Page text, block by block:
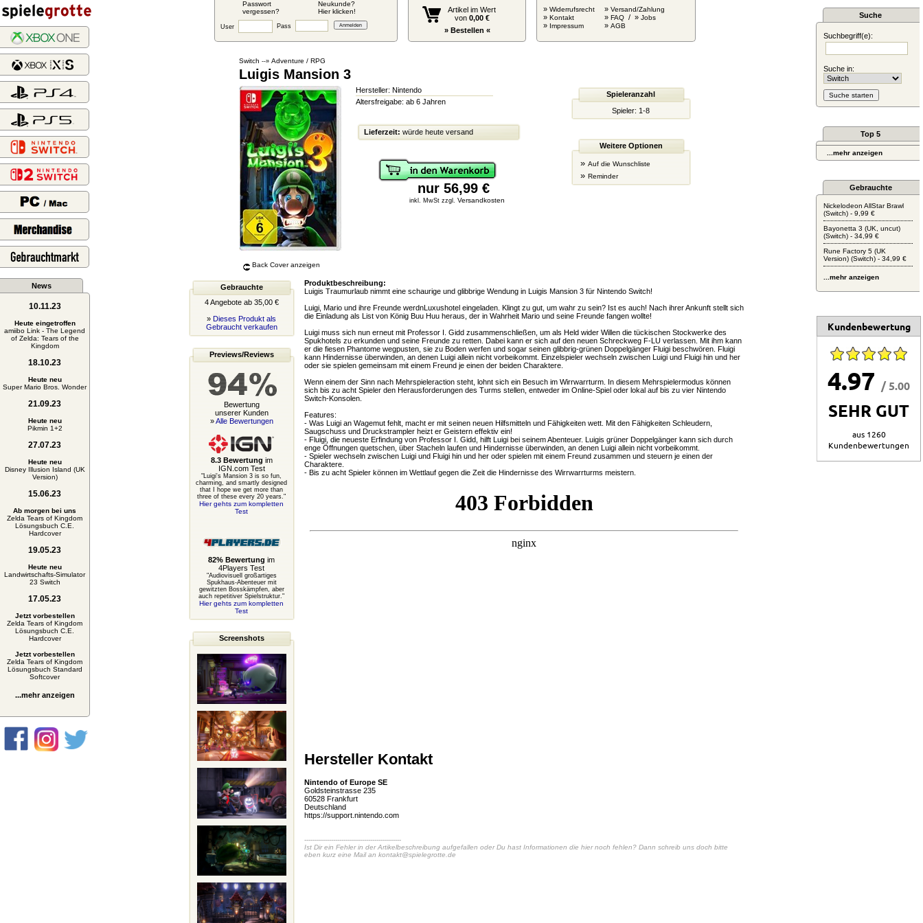
Passwort
vergessen?
Neukunde?
Hier klicken!
User Pass
Artikel im Wert
von 0,00 €
» Bestellen «
» Widerrufsrecht
» Kontakt
» Impressum
» Versand/Zahlung
» FAQ / » Jobs
» AGB
News
10.11.23
Heute eingetroffen
amiibo Link - The Legend
of Zelda: Tears of the
Kingdom
18.10.23
Heute neu
Super Mario Bros. Wonder
21.09.23
Heute neu
Pikmin 1+2
27.07.23
Heute neu
Disney Illusion Island (UK
Version)
15.06.23
Ab morgen bei uns
Zelda Tears of Kingdom
Lösungsbuch C.E.
Hardcover
19.05.23
Heute neu
Landwirtschafts-Simulator
23 Switch
17.05.23
Jetzt vorbestellen
Zelda Tears of Kingdom
Lösungsbuch C.E.
Hardcover
Jetzt vorbestellen
Zelda Tears of Kingdom
Lösungsbuch Standard
Softcover
...mehr anzeigen
Switch --» Adventure / RPG
Luigis Mansion 3
Back Cover anzeigen
Hersteller: Nintendo
Altersfreigabe: ab 6 Jahren
Lieferzeit: würde heute versand
nur 56,99 €
inkl. MwSt zzgl. Versandkosten
Spieleranzahl
Spieler: 1-8
Weitere Optionen
» Auf die Wunschliste
» Reminder
Gebrauchte
4 Angebote ab 35,00 €
» Dieses Produkt als
Gebraucht verkaufen
Previews/Reviews
Bewertung
unserer Kunden
»Alle Bewertungen
8.3 Bewertung im
IGN.com Test
"Luigi's Mansion 3 is so fun,
charming, and smartly designed
that I hope we get more than
three of these every 20 years."
Hier gehts zum kompletten
Test
82% Bewertung im
4Players Test
"Audiovisuell großartiges
Spukhaus-Abenteuer mit
gewitzten Bosskämpfen, aber
auch repetitiver Spielstruktur."
Hier gehts zum kompletten
Test
Screenshots
Produktbeschreibung:
Luigis Traumurlaub nimmt eine schaurige und glibbrige Wendung in Luigis Mansion 3 für Nintendo Switch!
Luigi, Mario und ihre Freunde werdnLuxushotel eingeladen. Klingt zu gut, um wahr zu sein? Ist es auch! Nach ihrer Ankunft stellt sich
die Einladung als List von König Buu Huu heraus, der in Wahrheit Mario und seine Freunde fangen wollte!
Luigi muss sich nun erneut mit Professor I. Gidd zusammenschließen, um als Held wider Willen die tückischen Stockwerke des
Spukhotels zu erkunden und seine Freunde zu retten. Dabei kann er sich auf den neuen Schreckweg F-LU verlassen. Mit ihm kann
er die fiesen Phantome wegpusten, sie zu Boden werfen und sogar seinen glibbrig-grünen Doppelgänger Fluigi beschwören. Fluigi
kann Hindernisse überwinden, an denen Luigi allein nicht vorbeikommt. Einzelspieler wechseln zwischen Luigi und Fluigi hin und her
oder sie spielen gemeinsam mit einem Freund je einen der beiden Charaktere.
Wenn einem der Sinn nach Mehrspieleraction steht, lohnt sich ein Besuch im Wirrwarrturm. In diesem Mehrspielermodus können
sich bis zu acht Spieler den Herausforderungen des Turms stellen, entweder im Online-Spiel oder lokal auf bis zu vier Nintendo
Switch-Konsolen.
Features:
- Was Luigi an Wagemut fehlt, macht er mit seinen neuen Hilfsmitteln und Fähigkeiten wett. Mit den Fähigkeiten Schleudern,
Saugschuss und Druckstrampler heizt er Geistern effektiv ein!
- Fluigi, die neueste Erfindung von Professor I. Gidd, hilft Luigi bei seinem Abenteuer. Luigis grüner Doppelgänger kann sich durch
enge Öffnungen quetschen, über Stacheln laufen und Hindernisse überwinden, an denen Luigi allein nicht vorbeikommt.
- Spieler wechseln zwischen Luigi und Fluigi hin und her oder spielen mit einem Freund zusammen und steuern je einen der
Charaktere.
- Bis zu acht Spieler können im Wettlauf gegen die Zeit die Hindernisse des Wirrwarrturms meistern.
Hersteller Kontakt
Nintendo of Europe SE
Goldsteinstrasse 235
60528 Frankfurt
Deutschland
https://support.nintendo.com
-----------------------------------------------
Ist Dir ein Fehler in der Artikelbeschreibung aufgefallen oder Du hast Informationen die hier noch fehlen? Dann schreib uns doch bitte
eben kurz eine Mail an kontakt@spielegrotte.de
Suche
Suchbegriff(e):
Suche in:
Top 5
...mehr anzeigen
Gebrauchte
Nickelodeon AllStar Brawl
(Switch) - 9,99 €
Bayonetta 3 (UK, uncut)
(Switch) - 34,99 €
Rune Factory 5 (UK
Version) (Switch) - 34,99 €
...mehr anzeigen
Kundenbewertung
4.97 / 5.00
SEHR GUT
aus 1260
Kundenbewertungen